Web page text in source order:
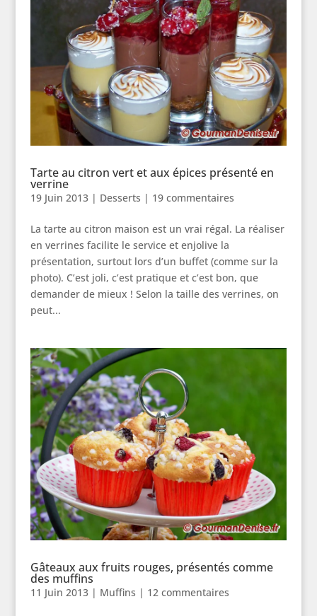
Tarte au citron vert et aux épices présenté en
verrine
19 Juin 2013| Desserts | 19 commentaires
La tarte au citron maison est un vrai régal. La réaliser
en verrines facilite le service et enjolive la
présentation, surtout lors d’un buffet (comme sur la
photo). C’est joli, c’est pratique et c’est bon, que
demander de mieux ! Selon la taille des verrines, on
peut...
Gâteaux aux fruits rouges, présentés comme
des muffins
11 Juin 2013| Muffins | 12 commentaires